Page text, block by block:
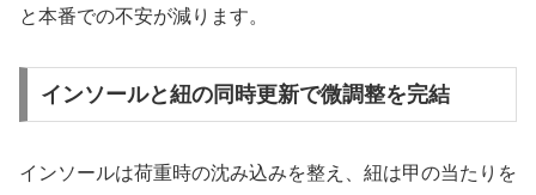
と本番での不安が減ります。
インソールと紐の同時更新で微調整を完結
インソールは荷重時の沈み込みを整え、紐は甲の当たりを